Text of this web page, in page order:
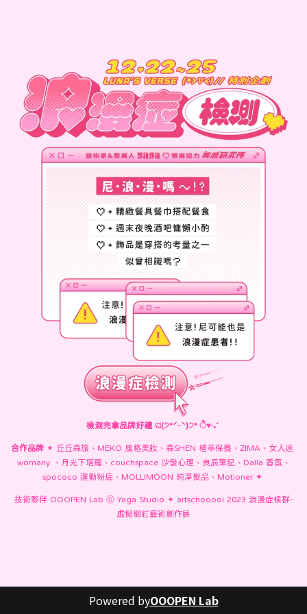
檢測完拿品牌好禮 ଘ(੭*ˊᵕˋ)੭* ੈ♥‧₊˚
合作品牌 ✦ 丘丘森旅、MEKO 風格美妝、森SHEN 植萃保養、ZIMA、女人迷
womany 、月光下塔羅、couchspace 沙發心理、良辰筆記、Dalla 香氛、
spococo 運動粉底、MOLLIMOON 純淨髮品、Motioner ✦
技術夥伴 OOOPEN Lab ⓒ Yaga Studio ✦ artschooool 2023 浪漫症候群-
虛擬網紅藝術創作展
Powered byOOOPEN Lab